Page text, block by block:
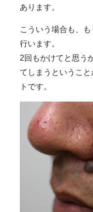
あります。
こういう場合も、
行います。
2回もかけてと思う
てしまうというこ
トです。